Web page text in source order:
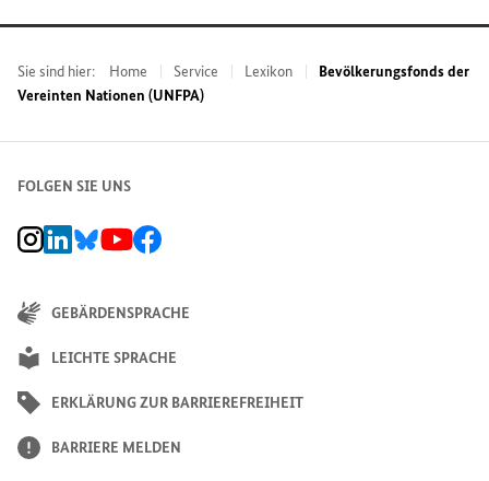
Sie sind hier: Home Service Lexikon
Bevölkerungsfonds der
Vereinten Nationen (UNFPA)
FOLGEN SIE UNS
BMZ Instagram-Kanal, Externer Link
BMZ LinkedIn Unternehmensseite, Externer Link
BMZ Bluesky-Seite, Externer Link
BMZ Youtube-Kanal, Externer Link
BMZ Facebook-Seite, Externer Link
GEBÄRDENSPRACHE
LEICHTE SPRACHE
ERKLÄRUNG ZUR BARRIEREFREIHEIT
BARRIERE MELDEN